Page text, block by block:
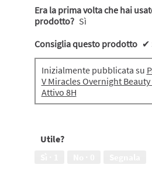
Era la prima volta che hai
prodotto? Sì
Consiglia questo prodotto ✔
Inizialmente pubblicata su
V Miracles Overnight
Attivo 8H
Utile?